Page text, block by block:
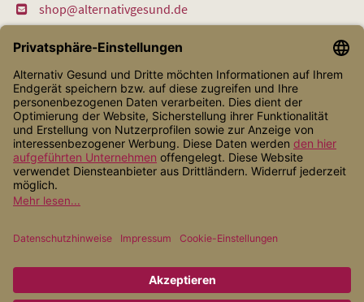
shop@alternativgesund.de
Shop Service
Informationen
Zahlungsarten
* Alle Preise inkl. gesetzl. Mehrwertsteuer zzgl.